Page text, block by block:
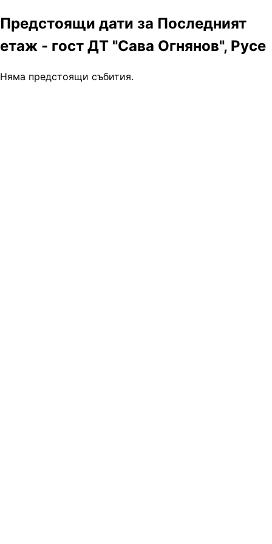
Предстоящи дати за Последният
етаж - гост ДТ "Сава Огнянов", Русе
Няма предстоящи събития.